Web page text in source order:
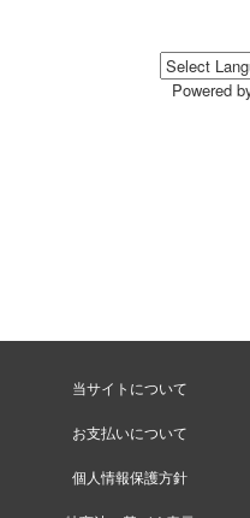
Powered
当サイトについて
お支払いについて
個人情報保護方針